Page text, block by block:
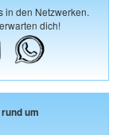
in den Netzwerken.
dich!
um